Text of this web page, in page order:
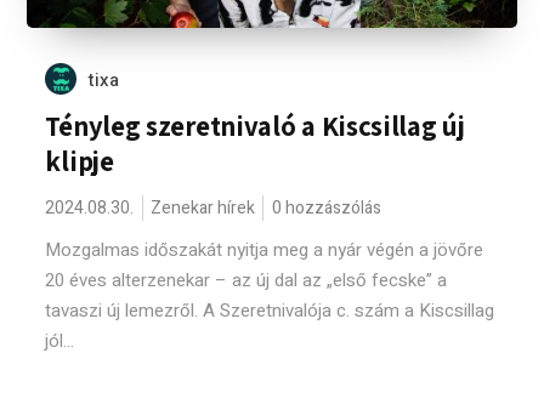
tixa
Tényleg szeretnivaló a Kiscsillag új
klipje
2024.08.30. Zenekar hírek 0 hozzászólás
Mozgalmas időszakát nyitja meg a nyár végén a jövőre
20 éves alterzenekar – az új dal az „első fecske” a
tavaszi új lemezről. A Szeretnivalója c. szám a Kiscsillag
jól...